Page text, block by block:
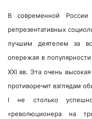
В современной
репрезентативных
лучшим деятелем за
опережая в
XXI вв. Эта очень
противоречит взглядам
I не столько
«революционера на